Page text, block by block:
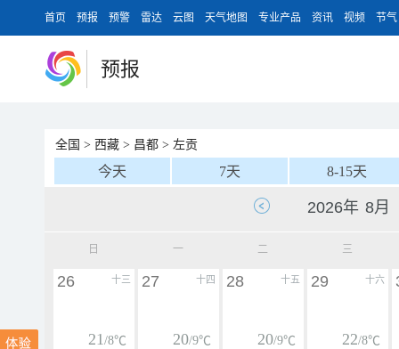
首页 预报 预警 雷达 云图 天气地图 专业产品 资讯 视频 节气
预报
全国 > 西藏 > 昌都 > 左贡
今天 7天 8-15天
日 一 二 三
十三
26
21/8℃
十四
27
20/9℃
十五
28
20/9℃
十六
29
22/8℃